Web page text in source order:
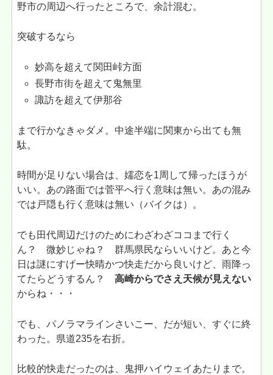
野市の周辺へ行ったところで、余計混む。
突破するなら
妙高を超えて関田峠方面
長野市街を超えて鬼無里
諏訪を超えて伊那谷
まで行かなきゃダメ。中途半端に関東から出ても無
駄。
時間が足りない場合は、嬬恋を1周して帰ったほうが
いい。あの路面では菅平へ行く意味は無い。あの混み
では戸隠も行く意味は無い（バイクは）。
でも田代周辺だけのためにわざわざココまで行く
ん？ 微妙じゃね？ 群馬県民ならいいけど。あと今
日は謎にすげー快晴かつ快走だから良いけど、雨降っ
てたらどうするん？
高崎からでさえ天候が見えない
からね・・・
でも、パノラマラインさいこー、だが短い、すぐに終
わった。県道235を右折。
比較的快走だったのは、鬼押ハイウェイあたりまで。